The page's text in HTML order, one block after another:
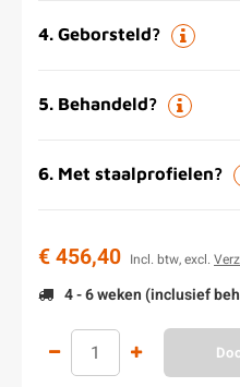
4. Geborsteld?
5. Behandeld?
6. Met staalprofielen?
€ 456,40 Incl. btw, excl.
4 - 6 weken (inclusief